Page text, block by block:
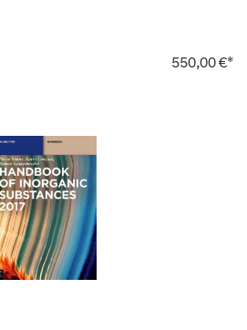
550,00 €*